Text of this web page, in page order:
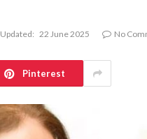
Updated: 22 June 2025 No
Pinterest